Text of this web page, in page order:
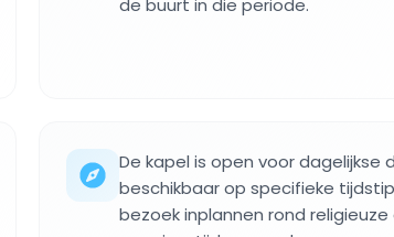
de buurt in die periode.
De kapel is open voor
beschikbaar op specifieke
bezoek inplannen rond